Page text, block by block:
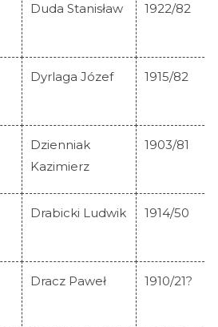
Duda Stanisław 1922/82
Dyrlaga Józef 1915/82
Dzienniak
Kazimierz
1903/81
Drabicki Ludwik 1914/50
Dracz Paweł 1910/21?